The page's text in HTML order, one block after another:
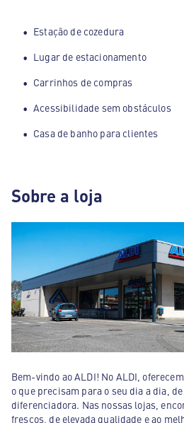
Estação de cozedura
Lugar de estacionamento
Carrinhos de compras
Acessibilidade sem obstáculos
Casa de banho para clientes
Sobre a loja
Bem-vindo ao ALDI! No ALDI,
o que precisam para o seu dia a dia,
diferenciadora. Nas nossas lojas,
frescos, de elevada qualidade e ao